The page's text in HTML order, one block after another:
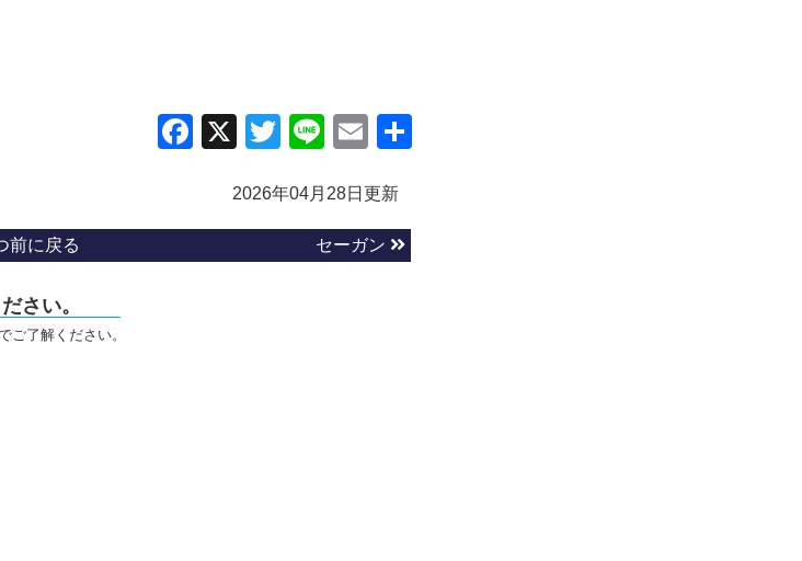
Facebook
X TwitterLineEmail
2026年04月28日更新
前に戻る セーガン
さい。
ご了解ください。